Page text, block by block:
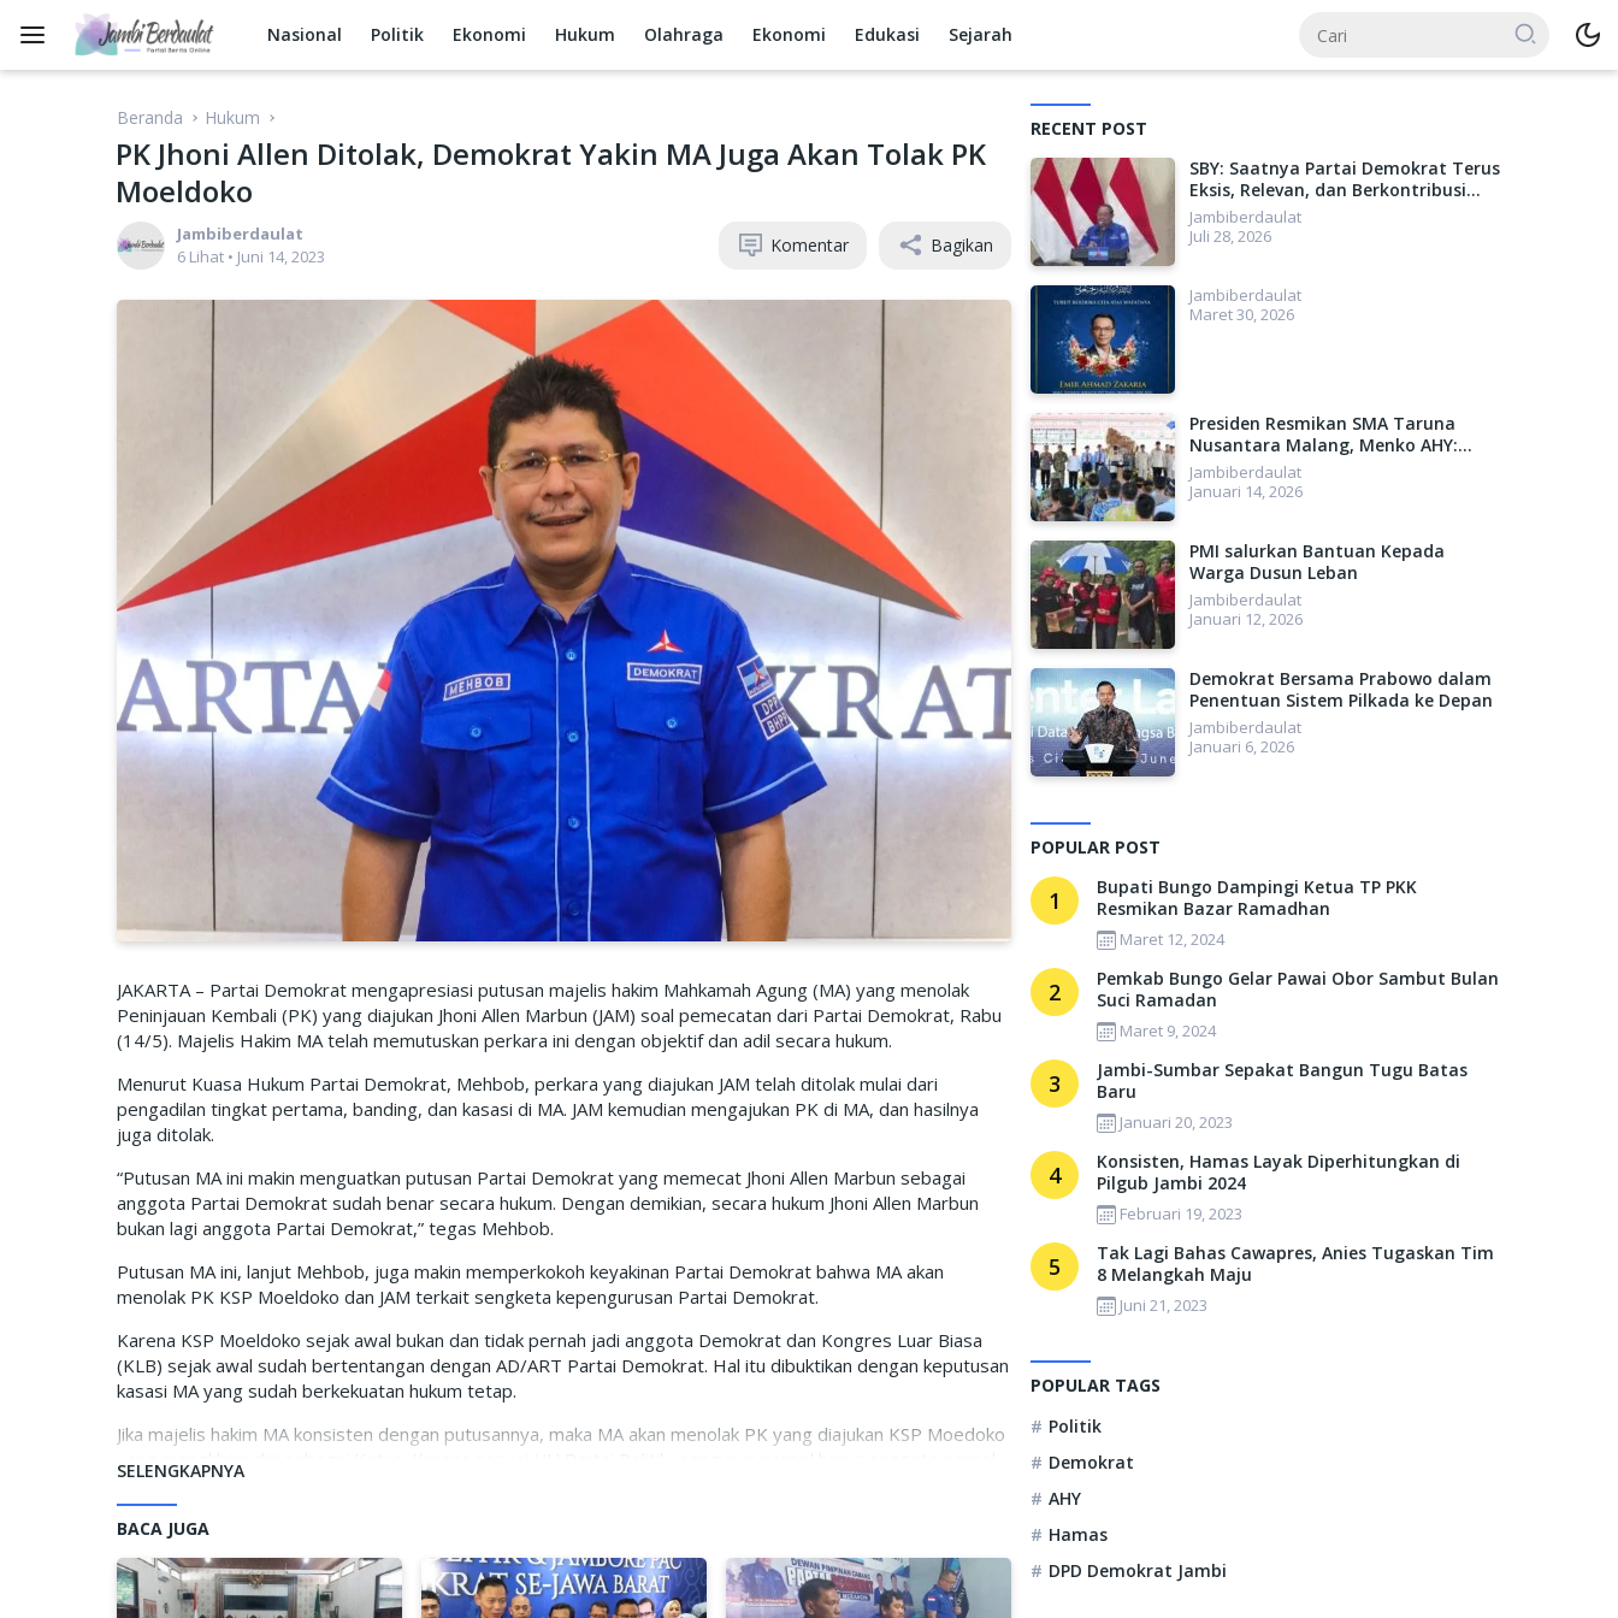
Nasional Politik Ekonomi Hukum Olahraga Ekonomi Edukasi Sejarah
Beranda Hukum
PK Jhoni Allen Ditolak, Demokrat Yakin MA Juga Akan Tolak PK
Moeldoko
Jambiberdaulat
6 Lihat • Juni 14, 2023 Komentar Bagikan
JAKARTA – Partai Demokrat mengapresiasi putusan majelis hakim Mahkamah Agung (MA) yang menolak
Peninjauan Kembali (PK) yang diajukan Jhoni Allen Marbun (JAM) soal pemecatan dari Partai Demokrat, Rabu
(14/5). Majelis Hakim MA telah memutuskan perkara ini dengan objektif dan adil secara hukum.
Menurut Kuasa Hukum Partai Demokrat, Mehbob, perkara yang diajukan JAM telah ditolak mulai dari
pengadilan tingkat pertama, banding, dan kasasi di MA. JAM kemudian mengajukan PK di MA, dan hasilnya
juga ditolak.
“Putusan MA ini makin menguatkan putusan Partai Demokrat yang memecat Jhoni Allen Marbun sebagai
anggota Partai Demokrat sudah benar secara hukum. Dengan demikian, secara hukum Jhoni Allen Marbun
bukan lagi anggota Partai Demokrat,” tegas Mehbob.
Putusan MA ini, lanjut Mehbob, juga makin memperkokoh keyakinan Partai Demokrat bahwa MA akan
menolak PK KSP Moeldoko dan JAM terkait sengketa kepengurusan Partai Demokrat.
Karena KSP Moeldoko sejak awal bukan dan tidak pernah jadi anggota Demokrat dan Kongres Luar Biasa
(KLB) sejak awal sudah bertentangan dengan AD/ART Partai Demokrat. Hal itu dibuktikan dengan keputusan
kasasi MA yang sudah berkekuatan hukum tetap.
Jika majelis hakim MA konsisten dengan putusannya, maka MA akan menolak PK yang diajukan KSP Moedoko
tersebut. Sementara KSP Moedoko tidak pernah menjadi anggota Partai Demokrat.
“Jika menggunakan logika hukum yang benar maka dengan turunnya putusan PK Jhoni Allen Marbun ini maka
seharusnya 99,9% PK KSP Moledoko dan Jhoni Allen Marbun ditolak juga, dan berarti MA mensahkan Partai
Demokrat yang dipimpin oleh Ketum AHY,” tegas Mehbob.
SELENGKAPNYA
BACA JUGA
RECENT POST
SBY: Saatnya Partai Demokrat Terus
Eksis, Relevan, dan Berkontribusi
Lebih Besar untuk Indonesia
Jambiberdaulat
Juli 28, 2026
Jambiberdaulat
Maret 30, 2026
Presiden Resmikan SMA Taruna
Nusantara Malang, Menko AHY:
Menyiapkan SDM Unggul, Menuju
Indonesia Emas 2045
Jambiberdaulat
Januari 14, 2026
PMI salurkan Bantuan Kepada
Warga Dusun Leban
Jambiberdaulat
Januari 12, 2026
Demokrat Bersama Prabowo dalam
Penentuan Sistem Pilkada ke Depan
Jambiberdaulat
Januari 6, 2026
POPULAR POST
1
Bupati Bungo Dampingi Ketua TP PKK
Resmikan Bazar Ramadhan
Maret 12, 2024
2
Pemkab Bungo Gelar Pawai Obor Sambut Bulan
Suci Ramadan
Maret 9, 2024
3
Jambi-Sumbar Sepakat Bangun Tugu Batas
Baru
Januari 20, 2023
4
Konsisten, Hamas Layak Diperhitungkan di
Pilgub Jambi 2024
Februari 19, 2023
5
Tak Lagi Bahas Cawapres, Anies Tugaskan Tim
8 Melangkah Maju
Juni 21, 2023
POPULAR TAGS
Politik
Demokrat
AHY
Hamas
DPD Demokrat Jambi